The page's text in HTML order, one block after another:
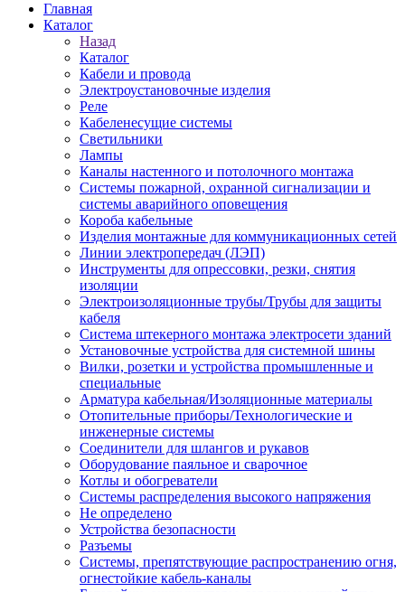
Главная
Каталог
Назад
Каталог
Кабели и провода
Электроустановочные изделия
Реле
Кабеленесущие системы
Светильники
Лампы
Каналы настенного и потолочного монтажа
Системы пожарной, охранной сигнализации и
системы аварийного оповещения
Короба кабельные
Изделия монтажные для коммуникационных сетей
Линии электропередач (ЛЭП)
Инструменты для опрессовки, резки, снятия
изоляции
Электроизоляционные трубы/Трубы для защиты
кабеля
Система штекерного монтажа электросети зданий
Установочные устройства для системной шины
Вилки, розетки и устройства промышленные и
специальные
Арматура кабельная/Изоляционные материалы
Отопительные приборы/Технологические и
инженерные системы
Соединители для шлангов и рукавов
Оборудование паяльное и сварочное
Котлы и обогреватели
Системы распределения высокого напряжения
Не определено
Устройства безопасности
Разъемы
Системы, препятствующие распространению огня,
огнестойкие кабель-каналы